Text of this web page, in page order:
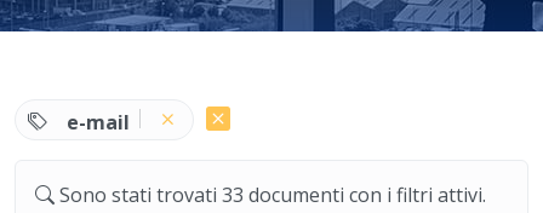
e-mail
Sono stati trovati 33 documenti con i filtri attivi.